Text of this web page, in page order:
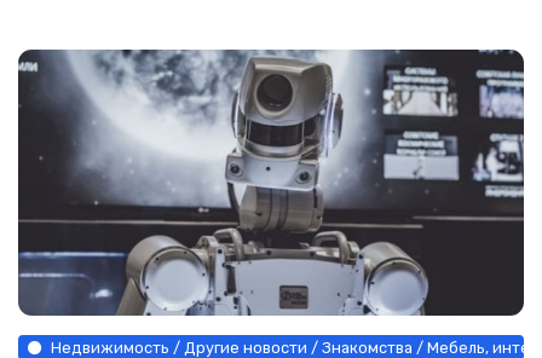
Недвижимость / Другие новости / Знакомства / Мебель,